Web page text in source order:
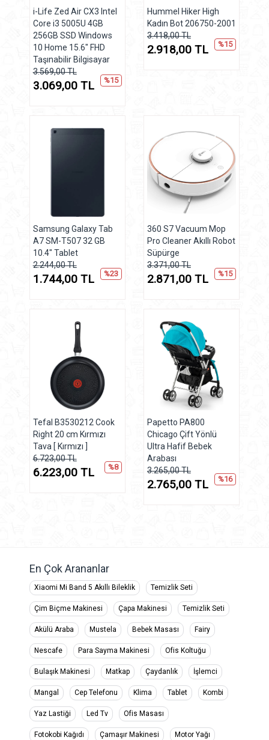
i-Life Zed Air CX3 Intel
Core i3 5005U 4GB
256GB SSD Windows
10 Home 15.6" FHD
Taşınabilir Bilgisayar
3.569,00 TL
%15
3.069,00 TL
Hummel Hiker High
Kadın Bot 206750-2001
3.418,00 TL
%15
2.918,00 TL
Samsung Galaxy Tab
A7 SM-T507 32 GB
10.4" Tablet
2.244,00 TL
%23
1.744,00 TL
360 S7 Vacuum Mop
Pro Cleaner Akıllı Robot
Süpürge
3.371,00 TL
%15
2.871,00 TL
Tefal B3530212 Cook
Right 20 cm Kırmızı
Tava [ Kırmızı ]
6.723,00 TL
%8
6.223,00 TL
Papetto PA800
Chicago Çift Yönlü
Ultra Hafif Bebek
Arabası
3.265,00 TL
%16
2.765,00 TL
En Çok Arananlar
Xiaomi Mi Band 5 Akıllı Bileklik Temizlik Seti
Çim Biçme Makinesi Çapa Makinesi Temizlik Seti
Akülü Araba Mustela Bebek Masası Fairy
Nescafe Para Sayma Makinesi Ofis Koltuğu
Bulaşık Makinesi Matkap Çaydanlık İşlemci
Mangal Cep Telefonu Klima Tablet Kombi
Yaz Lastiği Led Tv Ofis Masası
Fotokobi Kağıdı Çamaşır Makinesi Motor Yağı